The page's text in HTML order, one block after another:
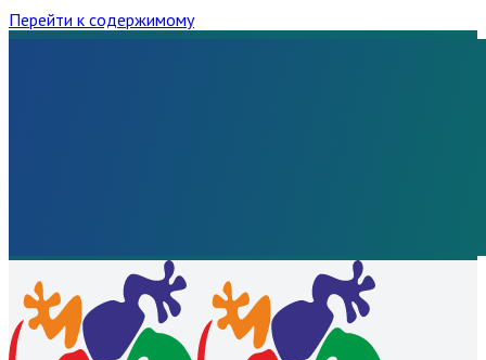
Перейти к содержимому